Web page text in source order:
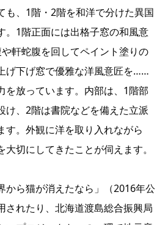
も、1階・2階を和洋で分けた異国
。1階正面には出格子窓の和風意
軒蛇腹を回してペイント塗りの
げ下げ窓で優雅な洋風意匠を……
を放っています。内部は、1階部
け、2階は書院などを備えた立派
す。外観に洋を取り入れながら
切にしてきたことが伺えます。
から猫が消えたなら」（2016年公
されたり、北海道渡島総合振興局